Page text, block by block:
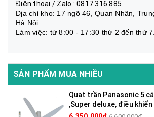
Điện thoại / Zalo : 0817.316 885
Địa chỉ kho: 17 ngõ 46, Quan Nhân,
Hà Nội
Làm việc: từ 8:00 - 17:30 thứ 2 đến thứ
SẢN PHẨM MUA NHIỀU
Quạt trần Panasonic 5
,Super deluxe, điều